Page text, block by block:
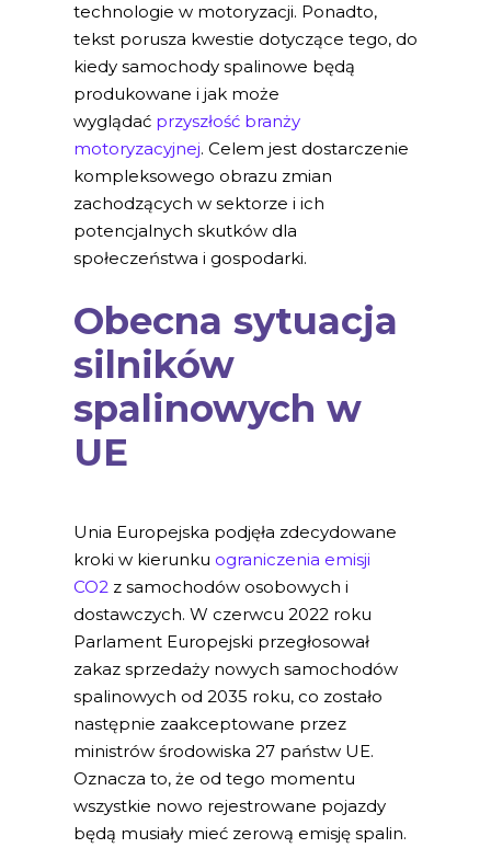
technologie w motoryzacji. Ponadto,
tekst porusza kwestie dotyczące tego, do
kiedy samochody spalinowe będą
produkowane i jak może
wyglądać przyszłość branży
motoryzacyjnej. Celem jest dostarczenie
kompleksowego obrazu zmian
zachodzących w sektorze i ich
potencjalnych skutków dla
społeczeństwa i gospodarki.
Obecna sytuacja
silników
spalinowych w
UE
Unia Europejska podjęła zdecydowane
kroki w kierunku ograniczenia emisji
CO2 z samochodów osobowych i
dostawczych. W czerwcu 2022 roku
Parlament Europejski przegłosował
zakaz sprzedaży nowych samochodów
spalinowych od 2035 roku, co zostało
następnie zaakceptowane przez
ministrów środowiska 27 państw UE.
Oznacza to, że od tego momentu
wszystkie nowo rejestrowane pojazdy
będą musiały mieć zerową emisję spalin.